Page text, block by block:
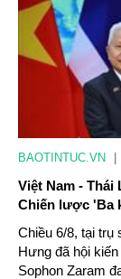
BAOTINTUC.VN
Việt Nam -
Chiến lược 'Ba
Chiều 6/8, tại trụ
Hưng đã hội
Sophon Zaram